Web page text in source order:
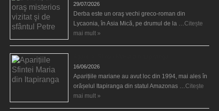
29/07/2026
Derba este un oraş vechi greco-roman din
Lycaonia, în Asia Mică, pe drumul de la …Citește
mai mult »
16/06/2026
Aparițiile mariane au avut loc din 1994, mai ales în
orășelul Itapiranga din statul Amazonas …Citește
mai mult »